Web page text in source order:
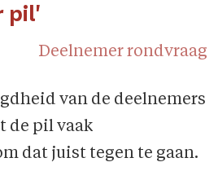
pil'
Deelnemer rondvraag
van de deelnemers
de pil vaak
dat juist tegen te gaan.